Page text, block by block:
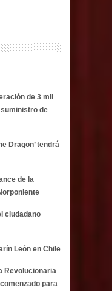
de 3 mil
de
Dragon’ tendrá
de la
ciudadano
León en Chile
Revolucionaria
para